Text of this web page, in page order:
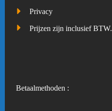
Privacy
Prijzen zijn inclusief BTW.
Betaalmethoden :